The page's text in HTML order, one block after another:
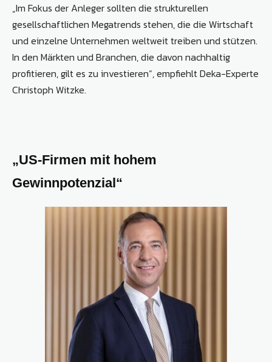
„Im Fokus der Anleger sollten die strukturellen
gesellschaftlichen Megatrends stehen, die die Wirtschaft
und einzelne Unternehmen weltweit treiben und stützen.
In den Märkten und Branchen, die davon nachhaltig
profitieren, gilt es zu investieren“, empfiehlt Deka-Experte
Christoph Witzke.
„US-Firmen mit hohem
Gewinnpotenzial“